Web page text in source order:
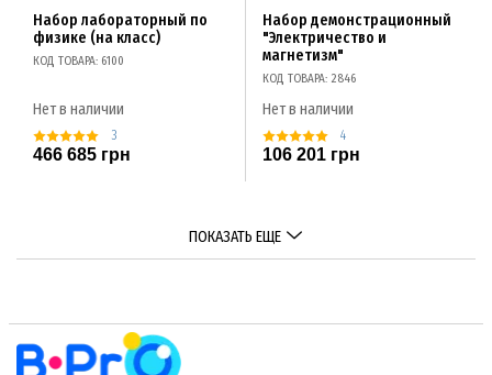
Набор лабораторный по
физике (на класс)
КОД ТОВАРА: 6100
Нет в наличии
3
466 685 грн
Набор демонстрационный
"Электричество и
магнетизм"
КОД ТОВАРА: 2846
Нет в наличии
4
106 201 грн
ПОКАЗАТЬ ЕЩЕ